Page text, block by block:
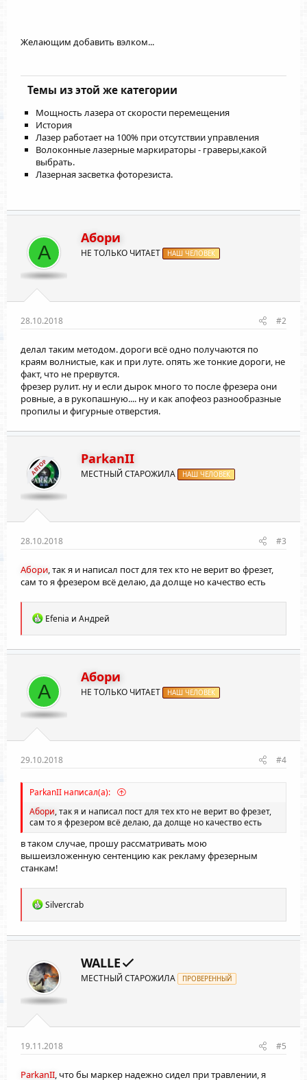
Желающим добавить вэлком...
Темы из этой же категории
Мощность лазера от скорости перемещения
История
Лазер работает на 100% при отсутствии управления
Волоконные лазерные маркираторы - граверы,какой
выбрать.
Лазерная засветка фоторезиста.
А
Абори
НЕ ТОЛЬКО ЧИТАЕТ НАШ ЧЕЛОВЕК
28.10.2018 #2
делал таким методом. дороги всё одно получаются по
краям волнистые, как и при луте. опять же тонкие дороги, не
факт, что не прервутся.
фрезер рулит. ну и если дырок много то после фрезера они
ровные, а в рукопашную.... ну и как апофеоз разнообразные
пропилы и фигурные отверстия.
АВТОР ParkanII
МЕСТНЫЙ СТАРОЖИЛА НАШ ЧЕЛОВЕК
28.10.2018 #3
Абори, так я и написал пост для тех кто не верит во фрезет,
сам то я фрезером всё делаю, да долще но качество есть
Р
а
к
и
и
:
Efenia и Андрей
А
Абори
НЕ ТОЛЬКО ЧИТАЕТ НАШ ЧЕЛОВЕК
29.10.2018 #4
ParkanII написал(а):
Абори, так я и написал пост для тех кто не верит во фрезет,
сам то я фрезером всё делаю, да долще но качество есть
в таком случае, прошу рассматривать мою
вышеизложенную сентенцию как рекламу фрезерным
станкам!
Р
а
к
и
и
:
Silvercrab
WALLE
МЕСТНЫЙ СТАРОЖИЛА ПРОВЕРЕННЫЙ
19.11.2018 #5
ParkanII, что бы маркер надежно сидел при травлении, я